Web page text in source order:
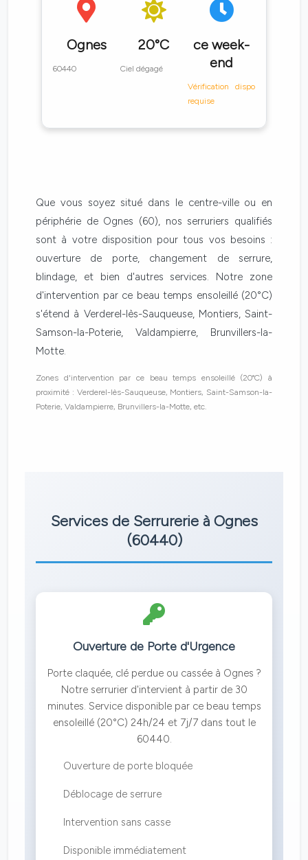
Ognes
60440
20°C
Ciel dégagé
ce week-
end
Vérification dispo
requise
Que vous soyez situé dans le centre-ville ou en
périphérie de Ognes (60), nos serruriers qualifiés
sont à votre disposition pour tous vos besoins :
ouverture de porte, changement de serrure,
blindage, et bien d'autres services. Notre zone
d'intervention par ce beau temps ensoleillé (20°C)
s'étend à Verderel-lès-Sauqueuse, Montiers, Saint-
Samson-la-Poterie, Valdampierre, Brunvillers-la-
Motte.
Zones d'intervention par ce beau temps ensoleillé (20°C) à
proximité : Verderel-lès-Sauqueuse, Montiers, Saint-Samson-la-
Poterie, Valdampierre, Brunvillers-la-Motte, etc.
Services de Serrurerie à Ognes
(60440)
Ouverture de Porte d'Urgence
Porte claquée, clé perdue ou cassée à Ognes ?
Notre serrurier d'intervient à partir de 30
minutes. Service disponible par ce beau temps
ensoleillé (20°C) 24h/24 et 7j/7 dans tout le
60440.
Ouverture de porte bloquée
Déblocage de serrure
Intervention sans casse
Disponible immédiatement